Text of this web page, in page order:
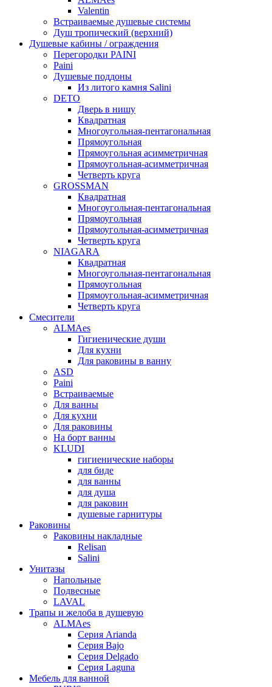
Valentin
Встраиваемые душевые системы
Душ тропический (верхний)
Душевые кабины / ограждения
Перегородки PAINI
Paini
Душевые поддоны
Из литого камня Salini
DETO
Дверь в нишу
Квадратная
Многоугольная-пентагональная
Прямоугольная
Прямоугольная асимметричная
Прямоугольная-асимметричная
Четверть круга
GROSSMAN
Квадратная
Многоугольная-пентагональная
Прямоугольная
Прямоугольная-асимметричная
Четверть круга
NIAGARA
Квадратная
Многоугольная-пентагональная
Прямоугольная
Прямоугольная-асимметричная
Четверть круга
Смесители
ALMAes
Гигиенические души
Для кухни
Для раковины в ванну
ASD
Paini
Встраиваемые
Для ванны
Для кухни
Для раковины
На борт ванны
KLUDI
гигиенические наборы
для биде
для ванны
для душа
для раковин
душевые гарнитуры
Раковины
Раковины накладные
Relisan
Salini
Унитазы
Напольные
Подвесные
LAVAL
Трапы и желоба в душевую
ALMAes
Серия Arianda
Серия Bajo
Серия Delgado
Серия Laguna
Мебель для ванной